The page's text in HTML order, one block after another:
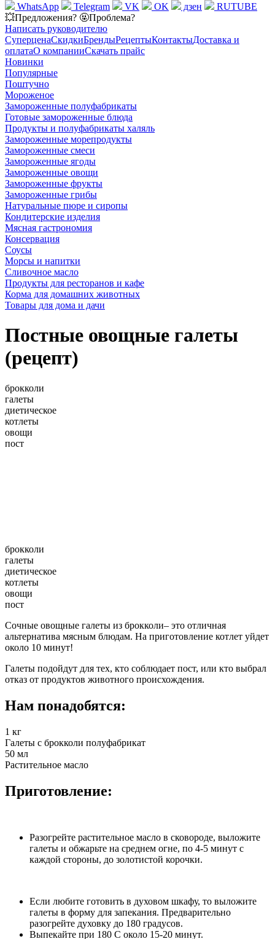
WhatsApp
Telegram VK OK дзен
RUTUBE
💥Предложения? 🤬Проблема?
Написать руководителю
СуперценаСкидкиБрендыРецептыКонтактыДоставка и
оплатаО компанииСкачать прайс
Новинки
Популярные
Поштучно
Мороженое
Замороженные полуфабрикаты
Готовые замороженные блюда
Продукты и полуфабрикаты халяль
Замороженные морепродукты
Замороженные смеси
Замороженные ягоды
Замороженные овощи
Замороженные фрукты
Замороженные грибы
Натуральные пюре и сиропы
Кондитерские изделия
Мясная гастрономия
Консервация
Соусы
Морсы и напитки
Сливочное масло
Продукты для ресторанов и кафе
Корма для домашних животных
Товары для дома и дачи
Постные овощные галеты
(рецепт)
брокколи
галеты
диетическое
котлеты
овощи
пост
брокколи
галеты
диетическое
котлеты
овощи
пост
Сочные овощные галеты из брокколи– это отличная
альтернатива мясным блюдам. На приготовление котлет уйдет
около 10 минут!
Галеты подойдут для тех, кто соблюдает пост, или кто выбрал
отказ от продуктов животного происхождения.
Нам понадобятся:
1 кг
Галеты с брокколи полуфабрикат
50 мл
Растительное масло
Приготовление:
Разогрейте растительное масло в сковороде, выложите
галеты и обжарьте на среднем огне, по 4-5 минут с
каждой стороны, до золотистой корочки.
Если любите готовить в духовом шкафу, то выложите
галеты в форму для запекания. Предварительно
разогрейте духовку до 180 градусов.
Выпекайте при 180 С около 15-20 минут.